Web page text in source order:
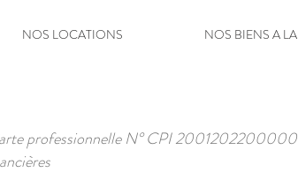
NOS LOCATIONS NOS BIENS A
professionnelle N°CPI